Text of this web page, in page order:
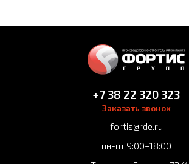
+7 38 22 320 323
Заказать звонок
fortis@rde.ru
пн-пт 9:00–18:00